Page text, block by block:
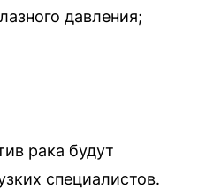
давления;
рака будут
специалистов.